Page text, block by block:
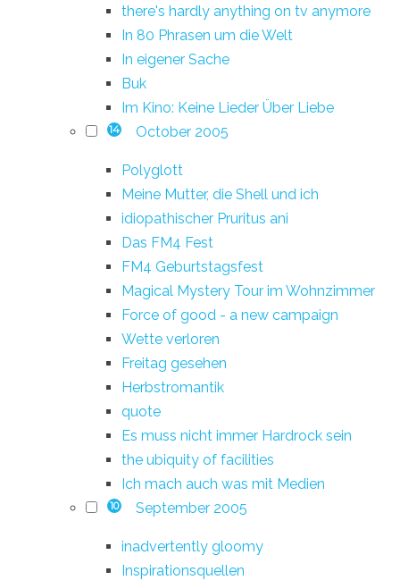
there's hardly anything on tv anymore
In 80 Phrasen um die Welt
In eigener Sache
Buk
Im Kino: Keine Lieder Über Liebe
14 October 2005
Polyglott
Meine Mutter, die Shell und ich
idiopathischer Pruritus ani
Das FM4 Fest
FM4 Geburtstagsfest
Magical Mystery Tour im Wohnzimmer
Force of good - a new campaign
Wette verloren
Freitag gesehen
Herbstromantik
quote
Es muss nicht immer Hardrock sein
the ubiquity of facilities
Ich mach auch was mit Medien
10 September 2005
inadvertently gloomy
Inspirationsquellen